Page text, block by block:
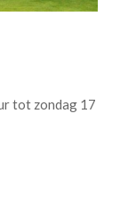
tot zondag 17